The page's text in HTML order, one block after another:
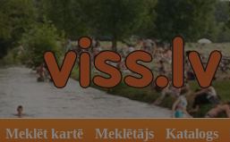
Meklēt kartē Meklētājs Katalogs